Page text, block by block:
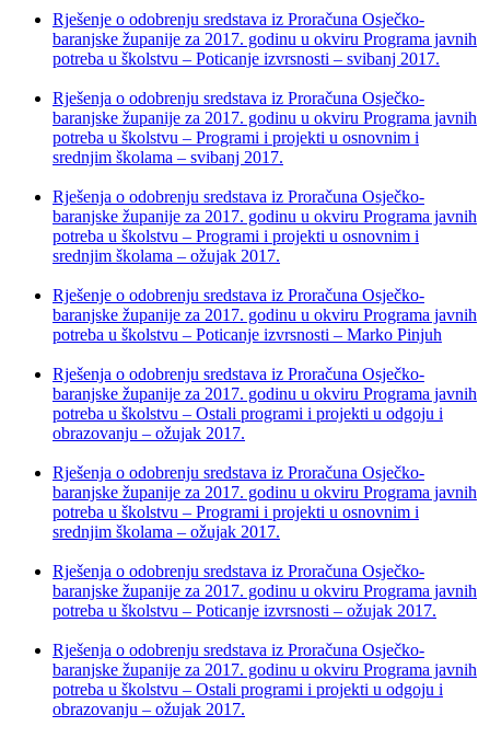
Rješenje o odobrenju sredstava iz Proračuna Osječko-
baranjske županije za 2017. godinu u okviru Programa javnih
potreba u školstvu – Poticanje izvrsnosti – svibanj 2017.
Rješenja o odobrenju sredstava iz Proračuna Osječko-
baranjske županije za 2017. godinu u okviru Programa javnih
potreba u školstvu – Programi i projekti u osnovnim i
srednjim školama – svibanj 2017.
Rješenja o odobrenju sredstava iz Proračuna Osječko-
baranjske županije za 2017. godinu u okviru Programa javnih
potreba u školstvu – Programi i projekti u osnovnim i
srednjim školama – ožujak 2017.
Rješenje o odobrenju sredstava iz Proračuna Osječko-
baranjske županije za 2017. godinu u okviru Programa javnih
potreba u školstvu – Poticanje izvrsnosti – Marko Pinjuh
Rješenja o odobrenju sredstava iz Proračuna Osječko-
baranjske županije za 2017. godinu u okviru Programa javnih
potreba u školstvu – Ostali programi i projekti u odgoju i
obrazovanju – ožujak 2017.
Rješenja o odobrenju sredstava iz Proračuna Osječko-
baranjske županije za 2017. godinu u okviru Programa javnih
potreba u školstvu – Programi i projekti u osnovnim i
srednjim školama – ožujak 2017.
Rješenja o odobrenju sredstava iz Proračuna Osječko-
baranjske županije za 2017. godinu u okviru Programa javnih
potreba u školstvu – Poticanje izvrsnosti – ožujak 2017.
Rješenja o odobrenju sredstava iz Proračuna Osječko-
baranjske županije za 2017. godinu u okviru Programa javnih
potreba u školstvu – Ostali programi i projekti u odgoju i
obrazovanju – ožujak 2017.